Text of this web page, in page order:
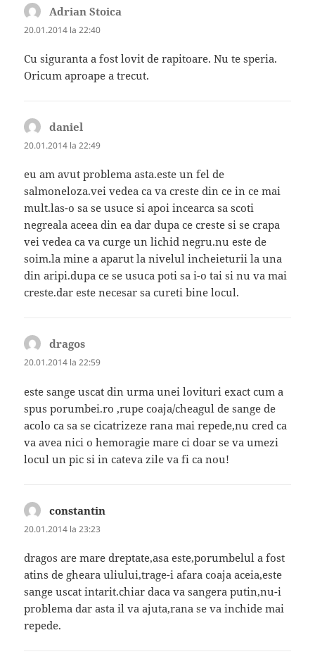
Adrian Stoica
20.01.2014 la 22:40
Cu siguranta a fost lovit de rapitoare. Nu te speria.
Oricum aproape a trecut.
daniel
20.01.2014 la 22:49
eu am avut problema asta.este un fel de
salmoneloza.vei vedea ca va creste din ce in ce mai
mult.las-o sa se usuce si apoi incearca sa scoti
negreala aceea din ea dar dupa ce creste si se crapa
vei vedea ca va curge un lichid negru.nu este de
soim.la mine a aparut la nivelul incheieturii la una
din aripi.dupa ce se usuca poti sa i-o tai si nu va mai
creste.dar este necesar sa cureti bine locul.
dragos
20.01.2014 la 22:59
este sange uscat din urma unei lovituri exact cum a
spus porumbei.ro ,rupe coaja/cheagul de sange de
acolo ca sa se cicatrizeze rana mai repede,nu cred ca
va avea nici o hemoragie mare ci doar se va umezi
locul un pic si in cateva zile va fi ca nou!
constantin
20.01.2014 la 23:23
dragos are mare dreptate,asa este,porumbelul a fost
atins de gheara uliului,trage-i afara coaja aceia,este
sange uscat intarit.chiar daca va sangera putin,nu-i
problema dar asta il va ajuta,rana se va inchide mai
repede.